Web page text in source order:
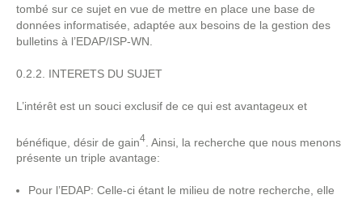
tombé sur ce sujet en vue de mettre en place une base de
données informatisée, adaptée aux besoins de la gestion des
bulletins à l’EDAP/ISP-WN.
0.2.2. INTERETS DU SUJET
L’intérêt est un souci exclusif de ce qui est avantageux et
bénéfique, désir de gain4 . Ainsi, la recherche que nous menons
présente un triple avantage:
Pour l’EDAP: Celle-ci étant le milieu de notre recherche, elle